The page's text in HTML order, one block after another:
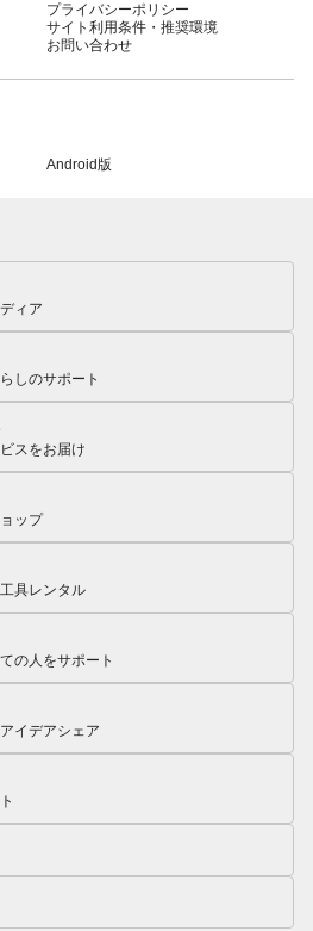
プライバシーポリシー
サイト利用条件・推奨環境
お問い合わせ
Android版
ィア
しのサポート
スをお届け
ップ
具レンタル
の人をサポート
イデアシェア